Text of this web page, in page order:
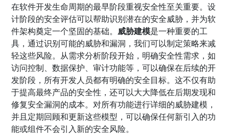
在软件开发生命周期的最早阶段重视安全性至关重要。设
计阶段的安全评估可以帮助识别潜在的安全威胁，并为软
件架构奠定一个坚固的基础。威胁建模是一种重要的工
具，通过识别可能的威胁和漏洞，我们可以制定策略来减
轻这些风险。从需求分析阶段开始，明确安全性需求，如
访问控制、数据保护、审计功能等，可以确保在后续的开
发阶段，所有开发人员都有明确的安全目标。这不仅有助
于提高最终产品的安全性，还可以大大降低在后期发现和
修复安全漏洞的成本。对所有功能进行详细的威胁建模，
并且定期回顾和更新这些模型，可以确保任何新引入的功
能或组件不会引入新的安全风险。